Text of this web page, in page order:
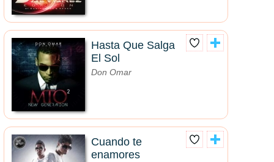
Hasta Que Salga
El Sol
Don Omar
Cuando te
enamores